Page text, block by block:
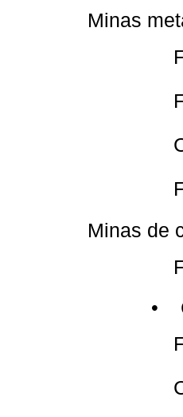
Minas




Minas de

•

